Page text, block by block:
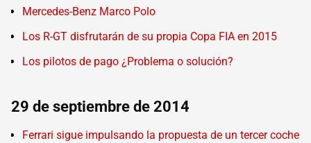
Mercedes-Benz Marco Polo
Los R-GT disfrutarán de su propia Copa FIA en 2015
Los pilotos de pago ¿Problema o solución?
29 de septiembre de 2014
Ferrari sigue impulsando la propuesta de un tercer coche